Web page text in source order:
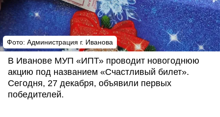
Фото: Администрация г. Иванова
В Иванове МУП «ИПТ» проводит новогоднюю
акцию под названием «Счастливый билет».
Сегодня, 27 декабря, объявили первых
победителей.